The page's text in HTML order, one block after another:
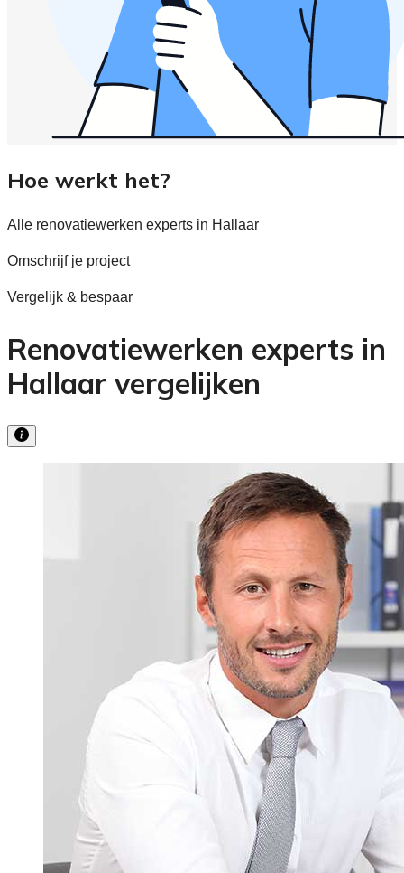
Hoe werkt het?
Alle renovatiewerken experts in Hallaar
Omschrijf je project
Vergelijk & bespaar
Renovatiewerken experts in
Hallaar vergelijken